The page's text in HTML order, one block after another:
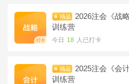
刺夺分营
2026注会《战
训练营
今日 18 人已打卡
2025注会《会
训练营